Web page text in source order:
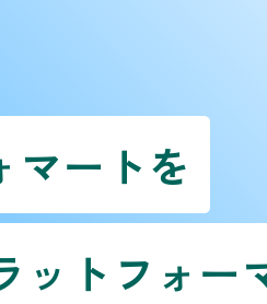
マートを
ットフォー